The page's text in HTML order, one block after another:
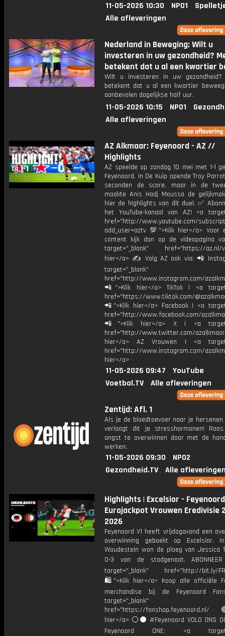
11-05-2026 10:30 NPO1
Alle afleveringen
Nederland in Beweging: Wilt u
investeren in uw gezondheid?
betekent dat u al een kwartier
Wilt u investeren in uw gezondheid?
betekent dat u al een kwartier
aanbevolen dagelijkse half uur.
11-05-2026 10:15 NPO1
Alle afleveringen
AZ Alkmaar: Feyenoord - AZ //
Highlights
AZ speelde op zondag 10 mei met 1-1
Feyenoord. In De Kuip opende Troy
seconden de score, maar in de
maakte Anis Hadj Moussa de
hier de highlights van dit duel. ✅
het YouTube-kanaal van AZ! <a
href="http://www.youtube.com/
add_user=aztv 💯">Klik hier</a> Voor
content kijk dan op de videopagina
target="_blank" href="https://az.nl/
hier</a> ✍ Volg AZ ook via: 📲
target="_blank"
href="http://www.instagram.com/
📲">Klik hier</a> TikTok | <a
href="https://www.tiktok.com/
📲">Klik hier</a> Facebook | <a
href="http://www.facebook.com/
📲">Klik hier</a> X | <a
href="http://www.twitter.com/
hier</a> AZ Vrouwen | <a
href="http://www.instagram.com/
hier</a>
11-05-2026 09:47
YouTube
Voetbal.TV
Alle afleveringen
Zentijd: Afl. 1
Als je de bloedtoevoer naar je hersenen
verlaagt dit je stresshormonen!
angst te overwinnen door met de
werken.
11-05-2026 09:30
NPO2
Gezondheid.TV
Alle
Highlights | Excelsior - Feyenoord
Eurojackpot Vrouwen Eredivisie
2026
Feyenoord V1 heeft vrijdagavond een
overwinning geboekt op Excelsior.
Woudestein won de ploeg van Jessica
0-3 van de stadgenoot.
target="_blank" href="http://bit.ly/
🛍">Klik hier</a> Koop alle officiële
merchandise bij de Feyenoord
target="_blank"
href="https://
hier</a> ⚪️⚫ #Feyenoord VOLG ONS
Feyenoord ONE: <a